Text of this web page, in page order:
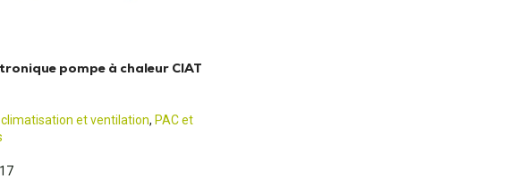
pompe à chaleur CIAT
et ventilation, PAC et